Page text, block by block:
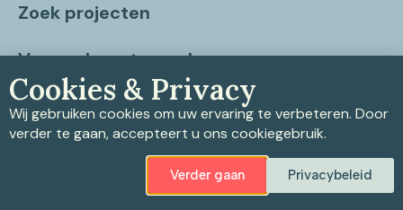
Zoek projecten
Vragen beantwoord
Contact
Cookiebeleid
Cookies & Privacy
Wij gebruiken cookies om uw ervaring te verbeteren. Door
verder te gaan, accepteert u ons cookiegebruik.
Verder gaan Privacybeleid